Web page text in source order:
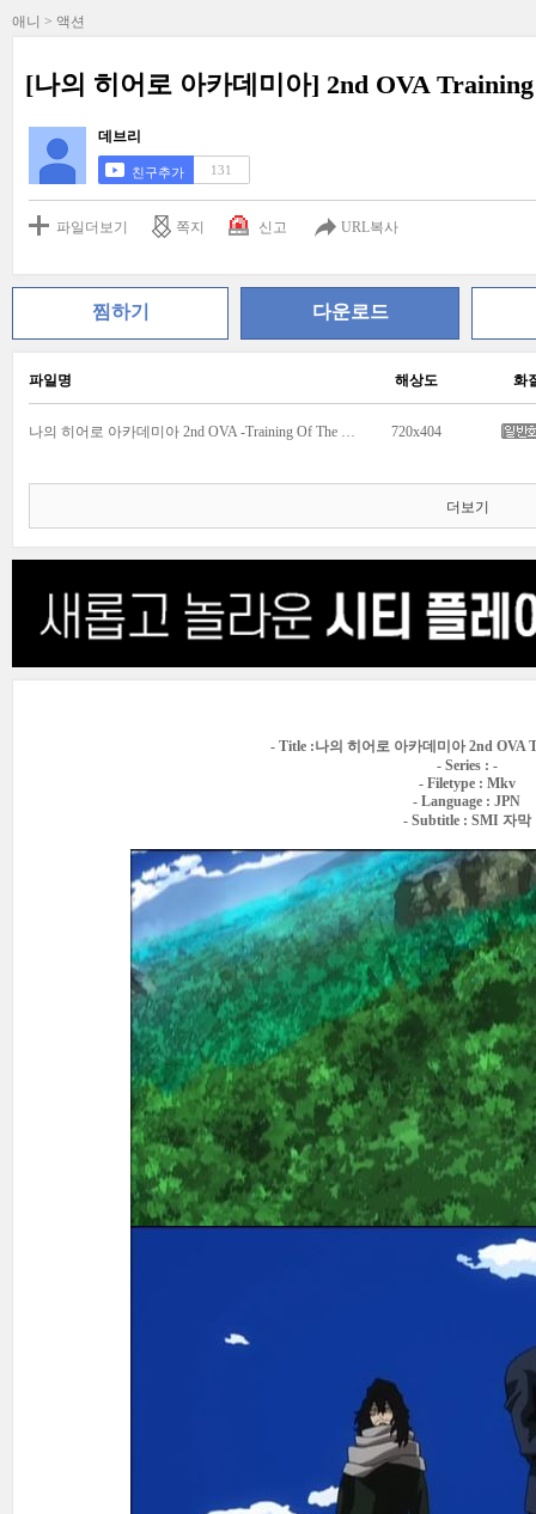
애니 > 액션
[나의 히어로 아카데미아] 2nd OVA
데브리
친구추가 131
파일더보기 쪽지 신고 URL복사
찜하기 다운로드
파일명 해상도 화
나의 히어로 아카데미아 2nd OVA -Training Of The Dead-.mkv 720x404
더보기
- Title :나의 히어로 아카데미아 2nd OVA
- Series : -
- Filetype : Mkv
- Language : JPN
- Subtitle : SMI 자막